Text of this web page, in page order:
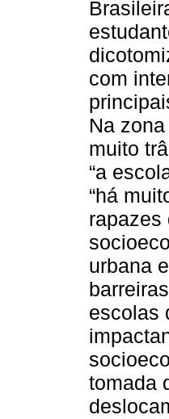
com
Na
muito
“a
“há
rapazes
urbana
escolas
tomada